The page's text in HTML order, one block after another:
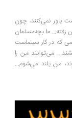
باور نمی‌کنند، چون
ما بچه‌مسلمان
که در کار سینماست
می‌توانند من را
من بلند می‌شوم...